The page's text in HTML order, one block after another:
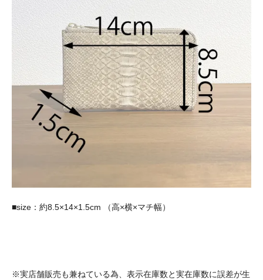
■size：約8.5×14×1.5cm （高×横×マチ幅）
※実店舗販売も兼ねている為、表示在庫数と実在庫数に誤差が生